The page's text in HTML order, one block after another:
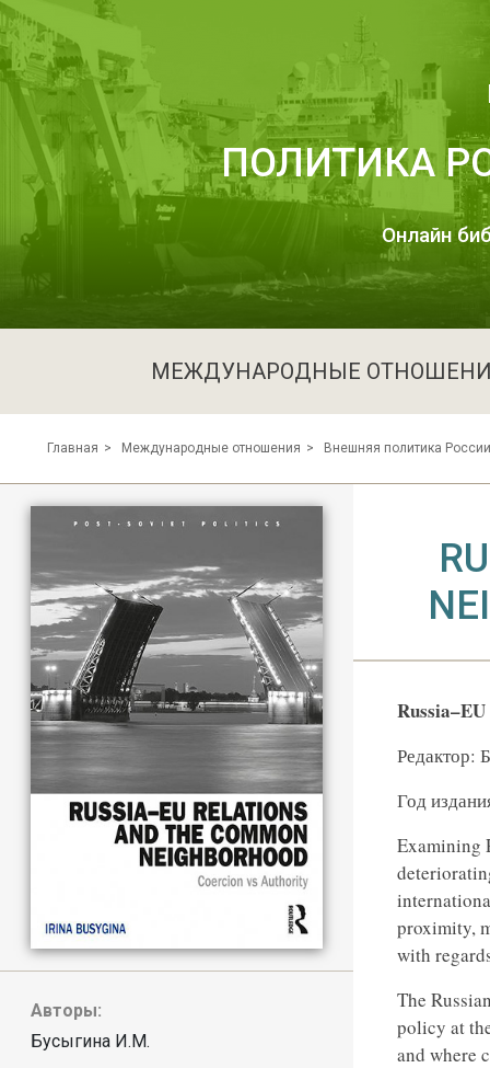
ПОЛИТИКА
Онлайн
МЕЖДУНАРОДНЫЕ
Главная Международные отношения Внешняя политика России
Авторы:
Бусыгина И.М.
Редактор:
Год
Examining
proximity,
with
The
policy at
and where